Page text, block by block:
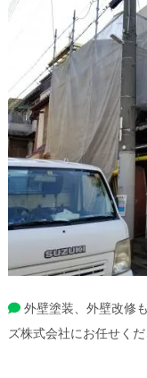
外壁塗装、外壁改修
ズ株式会社にお任せくだ